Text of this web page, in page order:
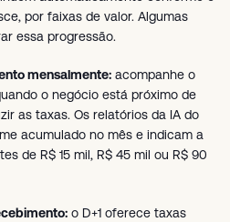
por faixas de valor. Algumas
essa progressão.
mensalmente: acompanhe o
o negócio está próximo de
as taxas. Os relatórios da IA do
acumulado no mês e indicam a
de R$ 15 mil, R$ 45 mil ou R$ 90
o D+1 oferece taxas